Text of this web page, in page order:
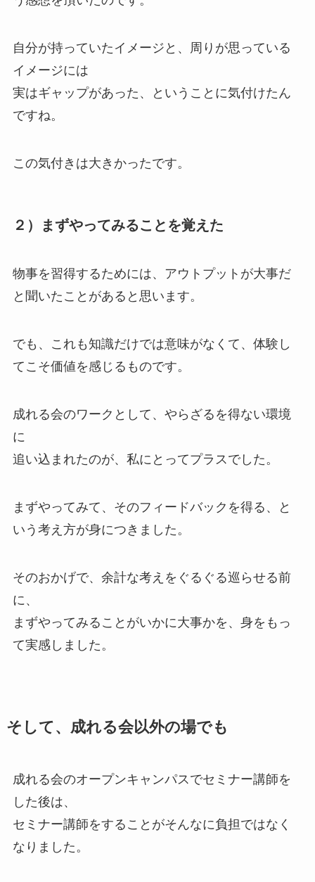
自分が持っていたイメージと、周りが思っている
イメージには
実はギャップがあった、ということに気付けたん
ですね。
この気付きは大きかったです。
２）まずやってみることを覚えた
物事を習得するためには、アウトプットが大事だ
と聞いたことがあると思います。
でも、これも知識だけでは意味がなくて、体験し
てこそ価値を感じるものです。
成れる会のワークとして、やらざるを得ない環境
に
追い込まれたのが、私にとってプラスでした。
まずやってみて、そのフィードバックを得る、と
いう考え方が身につきました。
そのおかげで、余計な考えをぐるぐる巡らせる前
に、
まずやってみることがいかに大事かを、身をもっ
て実感しました。
そして、成れる会以外の場でも
成れる会のオープンキャンパスでセミナー講師を
した後は、
セミナー講師をすることがそんなに負担ではなく
なりました。